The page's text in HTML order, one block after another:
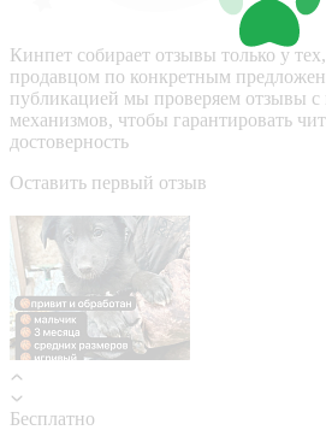
Кинпет собирает отзывы только у
продавцом по конкретным
публикацией мы проверяем отзывы
механизмов, чтобы гарантировать
достоверность
Оставить первый отзыв
Бесплатно